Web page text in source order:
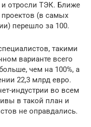
и отросли ТЭК. Ближе
проектов (в самых
перешло за 100.
такими
варианте всего
чем на 100%, а
22,3 млрд евро.
индустрии во всем
в такой план и
не оправдались.